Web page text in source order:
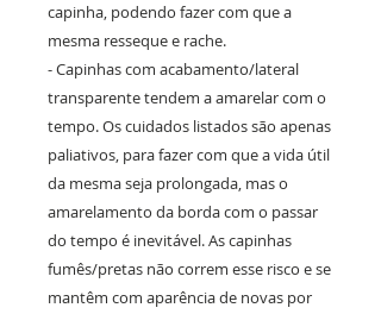
capinha, podendo fazer com que a
mesma resseque e rache.
- Capinhas com acabamento/lateral
transparente tendem a amarelar com o
tempo. Os cuidados listados são apenas
paliativos, para fazer com que a vida útil
da mesma seja prolongada, mas o
amarelamento da borda com o passar
do tempo é inevitável. As capinhas
fumês/pretas não correm esse risco e se
mantêm com aparência de novas por